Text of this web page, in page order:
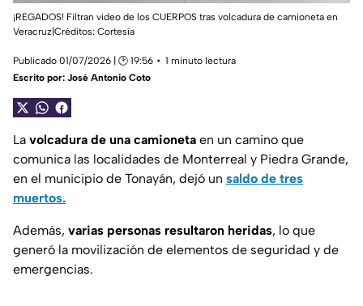
¡REGADOS! Filtran video de los CUERPOS tras volcadura de camioneta en
Veracruz|Créditos: Cortesía
Publicado 01/07/2026 | 🕑 19:56
1 minuto lectura
Escrito por: José Antonio Coto
La volcadura de una camioneta en un camino que
comunica las localidades de Monterreal y Piedra Grande,
en el municipio de Tonayán, dejó un saldo de tres
muertos.
Además, varias personas resultaron heridas, lo que
generó la movilización de elementos de seguridad y de
emergencias.